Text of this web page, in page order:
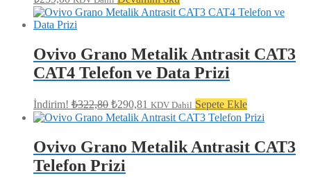
Ovivo Grano Metalik Antrasit CAT3
CAT4 Telefon ve Data Prizi
İndirim! ₺322,80 Orijinal
fiyat:
₺290,81 Şu
andaki
fiyat:
₺290,81.
KDV Dahil Sepete Ekle
Ovivo Grano Metalik Antrasit CAT3
Telefon Prizi